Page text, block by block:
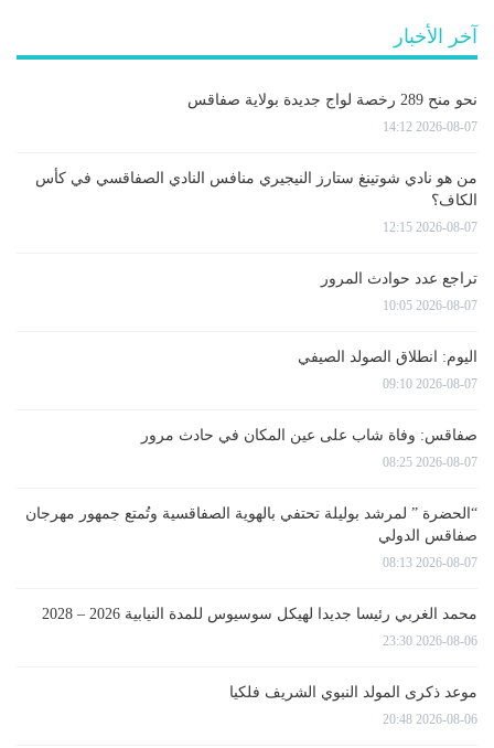
آخر الأخبار
نحو منح 289 رخصة لواج جديدة بولاية صفاقس
2026-08-07 14:12
من هو نادي شوتينغ ستارز النيجيري منافس النادي الصفاقسي في كأس
الكاف؟
2026-08-07 12:15
تراجع عدد حوادث المرور
2026-08-07 10:05
اليوم: انطلاق الصولد الصيفي
2026-08-07 09:10
صفاقس: وفاة شاب على عين المكان في حادث مرور
2026-08-07 08:25
“الحضرة ” لمرشد بوليلة تحتفي بالهوية الصفاقسية وتُمتع جمهور مهرجان
صفاقس الدولي
2026-08-07 08:13
محمد الغربي رئيسا جديدا لهيكل سوسيوس للمدة النيابية 2026 – 2028
2026-08-06 23:30
موعد ذكرى المولد النبوي الشريف فلكيا
2026-08-06 20:48